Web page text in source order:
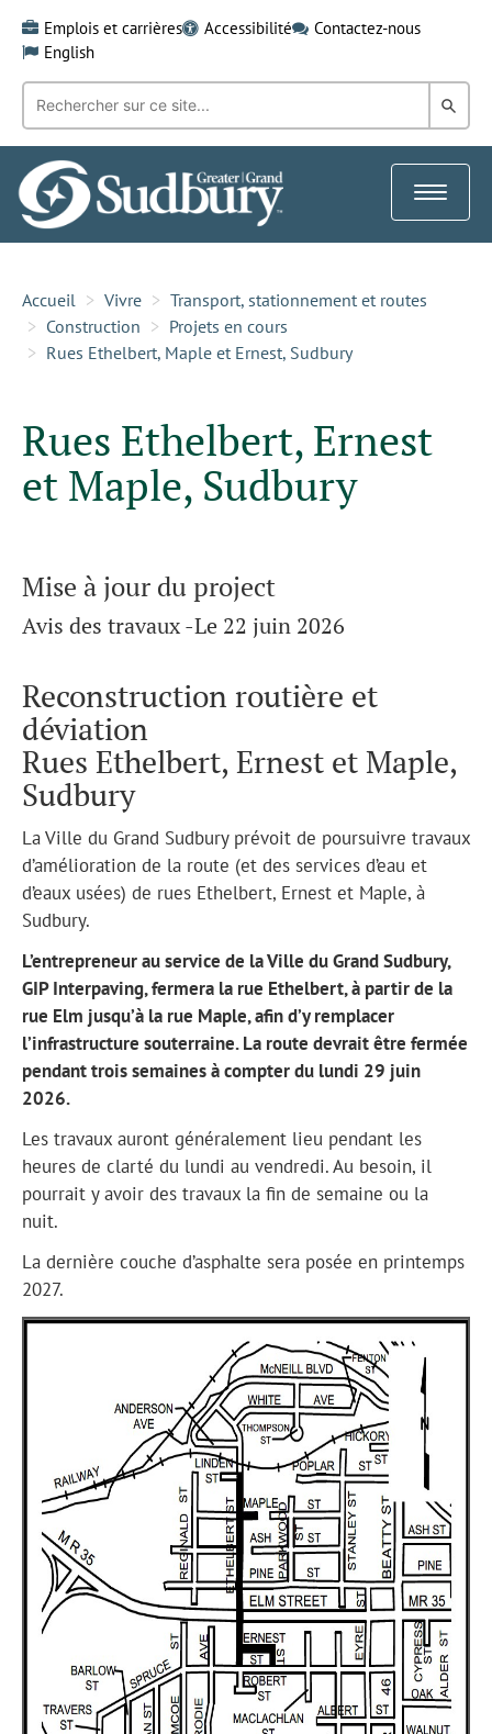
content
Emplois et carrières Accessibilité
Contactez-nous
English
Recherche
mot-
clé:
dans
Toggle
Accueil Vivre
Transport, stationnement et routes
Construction
Projets en cours
Rues Ethelbert, Maple et Ernest, Sudbury
Rues Ethelbert, Ernest
et Maple, Sudbury
Mise à jour du project
Avis des travaux -Le 22 juin 2026
Reconstruction routière et
déviation
Rues Ethelbert, Ernest et Maple,
Sudbury
La Ville du Grand Sudbury prévoit de poursuivre travaux
d’amélioration de la route (et des services d’eau et
d’eaux usées) de rues Ethelbert, Ernest et Maple, à
Sudbury.
L’entrepreneur au service de la Ville du Grand Sudbury,
GIP Interpaving, fermera la rue Ethelbert, à partir de la
rue Elm jusqu’à la rue Maple, afin d’y remplacer
l’infrastructure souterraine. La route devrait être fermée
pendant trois semaines à compter du lundi 29 juin
2026.
Les travaux auront généralement lieu pendant les
heures de clarté du lundi au vendredi. Au besoin, il
pourrait y avoir des travaux la fin de semaine ou la
nuit.
La dernière couche d’asphalte sera posée en printemps
2027.